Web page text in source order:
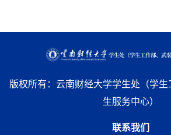
版权所有：云南财经大学学生处（学
生服务中心）
联系我们